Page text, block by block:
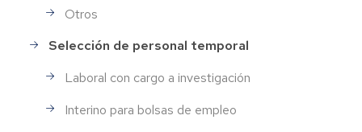
Otros
Selección de personal temporal
Laboral con cargo a investigación
Interino para bolsas de empleo